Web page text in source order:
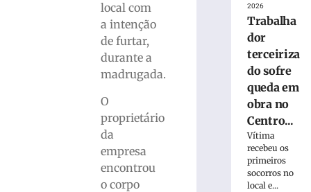
local com
a intenção
de furtar,
durante a
madrugada.
O
proprietário
da
empresa
encontrou
o corpo
Funcionária
morre
ônibus
2026
Trabalha
dor
terceiriza
do sofre
queda em
obra no
Centro...
Vítima
recebeu os
primeiros
socorros no
local e...